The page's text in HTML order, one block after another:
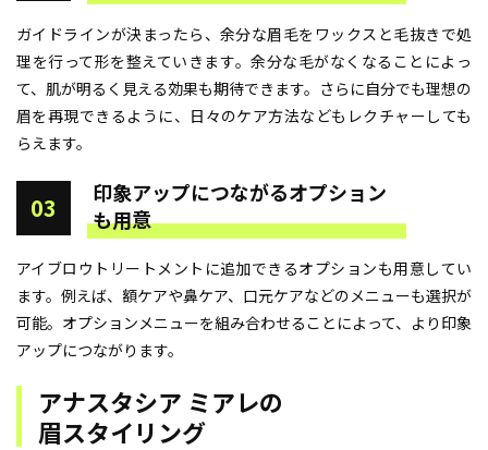
ガイドラインが決まったら、余分な眉毛をワックスと毛抜きで処
理を行って形を整えていきます。余分な毛がなくなることによっ
て、肌が明るく見える効果も期待できます。さらに自分でも理想の
眉を再現できるように、日々のケア方法などもレクチャーしても
らえます。
03
印象アップにつながるオプション
も用意
アイブロウトリートメントに追加できるオプションも用意してい
ます。例えば、額ケアや鼻ケア、口元ケアなどのメニューも選択が
可能。オプションメニューを組み合わせることによって、より印象
アップにつながります。
アナスタシア ミアレの
眉スタイリング